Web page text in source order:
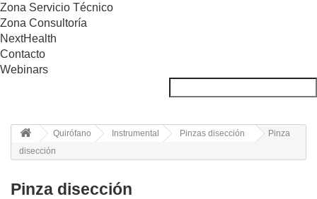
Zona Servicio Técnico
Zona Consultoría
NextHealth
Contacto
Webinars
Quirófano Instrumental Pinzas disección
Pinza
disección
Pinza disección